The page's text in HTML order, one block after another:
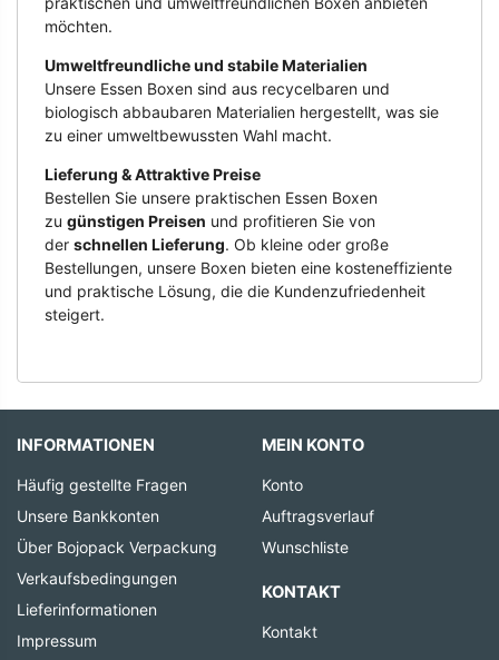
möchten.
Umweltfreundliche und stabile Materialien
Unsere Essen Boxen sind aus recycelbaren und
biologisch abbaubaren Materialien hergestellt, was sie
zu einer umweltbewussten Wahl macht.
Lieferung & Attraktive Preise
Bestellen Sie unsere praktischen Essen Boxen
zu günstigen Preisen und profitieren Sie von
der schnellen Lieferung. Ob kleine oder große
Bestellungen, unsere Boxen bieten eine kosteneffiziente
und praktische Lösung, die die Kundenzufriedenheit
steigert.
INFORMATIONEN
Häufig gestellte Fragen
Unsere Bankkonten
Über Bojopack Verpackung
Verkaufsbedingungen
Lieferinformationen
Impressum
MEIN KONTO
Konto
Auftragsverlauf
Wunschliste
KONTAKT
Kontakt